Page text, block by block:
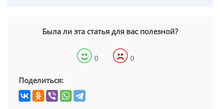
Была ли эта статья для вас полезной?
0 0
Поделиться: